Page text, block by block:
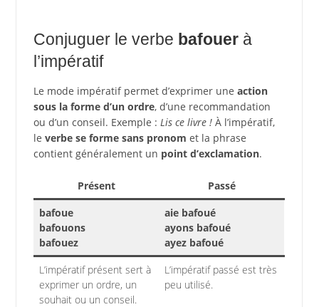
Conjuguer le verbe bafouerà
l’impératif
Le mode impératif permet d’exprimer une action
sous la forme d’un ordre, d’une recommandation
ou d’un conseil. Exemple : Lis ce livre !À l’impératif,
le verbe se forme sans pronom et la phrase
contient généralement un point d’exclamation.
Présent
Passé
bafoue
bafouons
bafouez
aie bafoué
ayons bafoué
ayez bafoué
L’impératif présent sert à
exprimer un ordre, un
souhait ou un conseil.
L’impératif passé est très
peu utilisé.